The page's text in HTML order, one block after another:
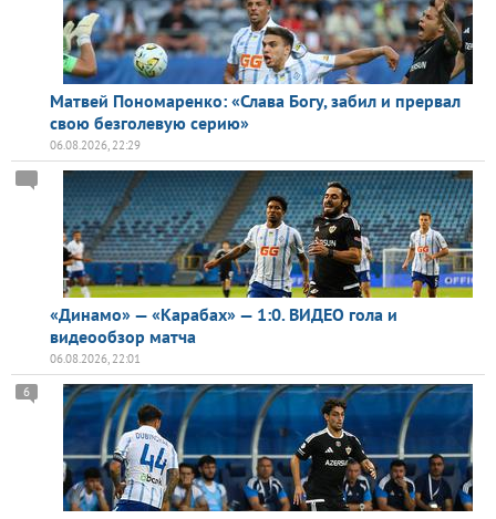
Матвей Пономаренко: «Слава Богу, забил и прервал
свою безголевую серию»
06.08.2026, 22:29
«Динамо» — «Карабах» — 1:0. ВИДЕО гола и
видеообзор матча
06.08.2026, 22:01
6